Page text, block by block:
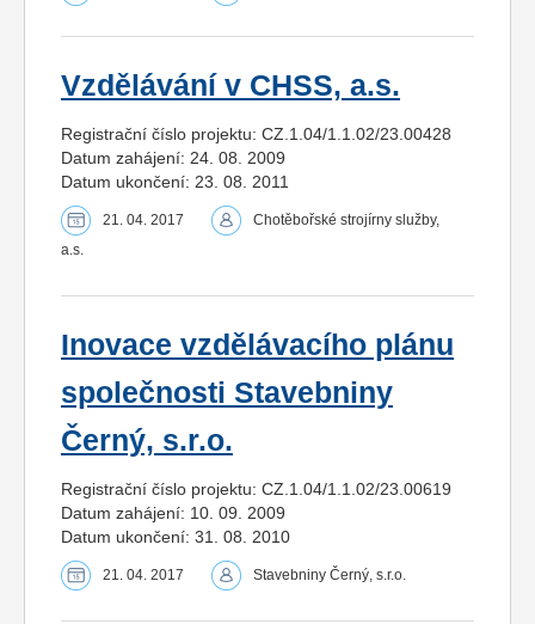
Vzdělávání v CHSS, a.s.
Registrační číslo projektu: CZ.1.04/1.1.02/23.00428
Datum zahájení: 24. 08. 2009
Datum ukončení: 23. 08. 2011
21. 04. 2017
Chotěbořské strojírny služby,
a.s.
Inovace vzdělávacího plánu
společnosti Stavebniny
Černý, s.r.o.
Registrační číslo projektu: CZ.1.04/1.1.02/23.00619
Datum zahájení: 10. 09. 2009
Datum ukončení: 31. 08. 2010
21. 04. 2017 Stavebniny Černý, s.r.o.